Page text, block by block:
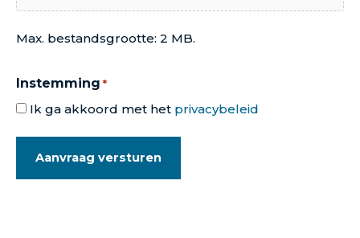
Max. bestandsgrootte: 2 MB.
Instemming *
Ik ga akkoord met het privacybeleid